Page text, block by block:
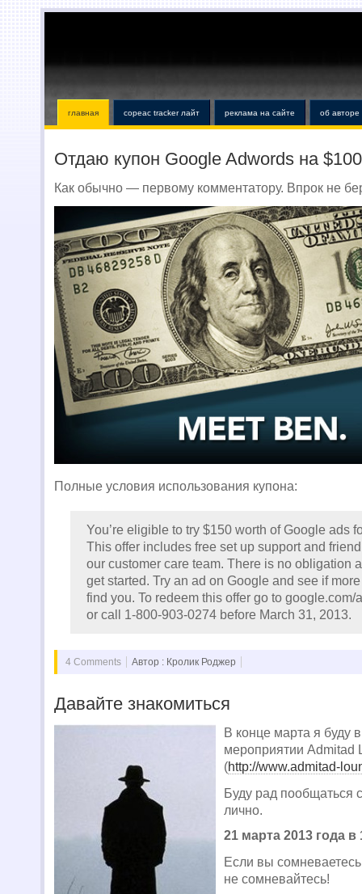
главная copeac tracker лайт реклама на сайте об авторе
Отдаю купон Google Adwords на $100
Как обычно — первому комментатору. Впрок не
Полные условия использования купона:
You’re eligible to try $150 worth of Google ads
This offer includes free set up support and
our customer care team. There is no obligation
get started. Try an ad on Google and see if
find you. To redeem this offer go to google.com/
or call 1-800-903-0274 before March 31, 2013.
4 Comments Автор : Кролик Роджер
Давайте знакомиться
В конце марта я буду
мероприятии Admitad
(http://www.admitad-
Буду рад пообщаться
лично.
21 марта 2013 года в
Если вы
не сомневайтесь!